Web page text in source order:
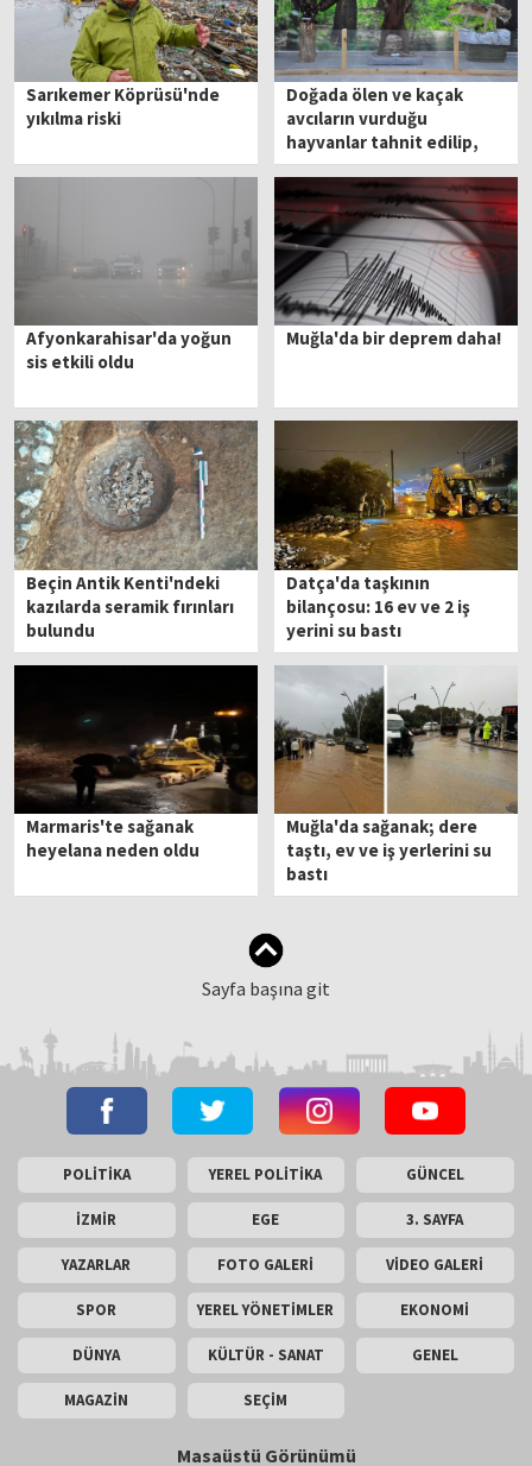
Sarıkemer Köprüsü'nde
yıkılma riski
Doğada ölen ve kaçak
avcıların vurduğu
hayvanlar tahnit edilip,
Spil Dağı'nda sergileniyor
Afyonkarahisar'da yoğun
sis etkili oldu
Muğla'da bir deprem daha!
Beçin Antik Kenti'ndeki
kazılarda seramik fırınları
bulundu
Datça'da taşkının
bilançosu: 16 ev ve 2 iş
yerini su bastı
Marmaris'te sağanak
heyelana neden oldu
Muğla'da sağanak; dere
taştı, ev ve iş yerlerini su
bastı
Sayfa başına git
POLİTİKA YEREL POLİTİKA GÜNCEL
İZMİR EGE 3. SAYFA
YAZARLAR FOTO GALERİ VİDEO GALERİ
SPOR YEREL YÖNETİMLER EKONOMİ
DÜNYA KÜLTÜR - SANAT GENEL
MAGAZİN SEÇİM
Masaüstü Görünümü